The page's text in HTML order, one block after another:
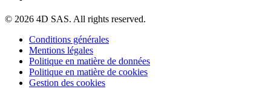
© 2026 4D SAS. All rights reserved.
Conditions générales
Mentions légales
Politique en matière de données
Politique en matière de cookies
Gestion des cookies